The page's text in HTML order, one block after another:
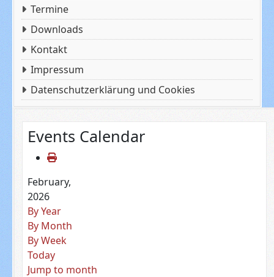
Termine
Downloads
Kontakt
Impressum
Datenschutzerklärung und Cookies
Events Calendar
February,
2026
By Year
By Month
By Week
Today
Jump to month